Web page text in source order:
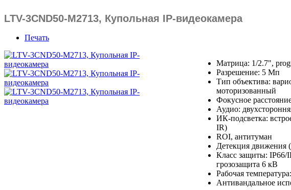
LTV-3CND50-M2713, Купольная IP-видеокамера
Печать
Матрица: 1/2.7",
Разрешение: 5 Мп
Тип объектива:
моторизованный
Фокусное
Аудио:
ИК-подсветка:
IR)
ROI, антитуман
Детекция движения
Класс защиты: IP66/
грозозащита 6 кВ
Рабочая
Антивандальное